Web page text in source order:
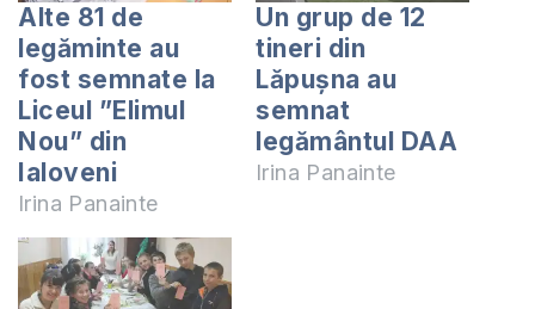
Alte 81 de
legăminte au
fost semnate la
Liceul ”Elimul
Nou” din
Ialoveni
Irina Panainte
Un grup de 12
tineri din
Lăpușna au
semnat
legământul DAA
Irina Panainte